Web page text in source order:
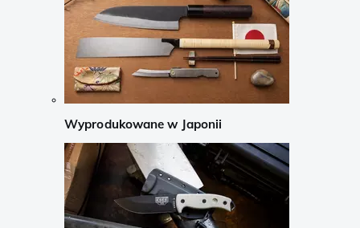
Wyprodukowane w Japonii